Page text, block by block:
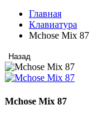
Главная
Клавиатура
Mchose Mix 87
Назад
Mchose Mix 87